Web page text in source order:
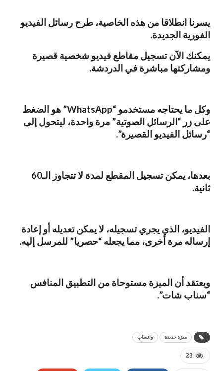
يسرنا انطلاقا من هذه الخاصية، طرح رسائل الفيديو
الفورية الجديدة.
يمكنك الآن تسجيل مقاطع فيديو شخصية قصيرة
ومشاركتها مباشرة في الدردشة.
وكل ما يحتاجه مستخدمو “WhatsApp” هو الضغط
على زر “الرسائل الصوتية” مرة واحدة، ليتحول إلى
“رسائل الفيديو القصيرة”.
بعدها، يمكن تسجيل المقطع لمدة لا تتجاوز الـ60
ثانية.
الفيديو، الذي يجري تسجيله، لا يمكن تعديله أو إعادة
إرساله مرة أخرى، مما يجعله “حصريا” للمرسل إليه.
ويعتقد أن الميزة مستوحاة من التطبيق المنافس
“سناب شات”.
ميزة جديدة واتساب
23